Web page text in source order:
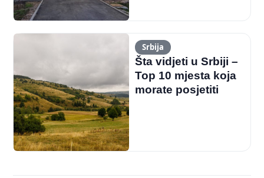
Srbija
Šta vidjeti u Srbiji –
Top 10 mjesta koja
morate posjetiti